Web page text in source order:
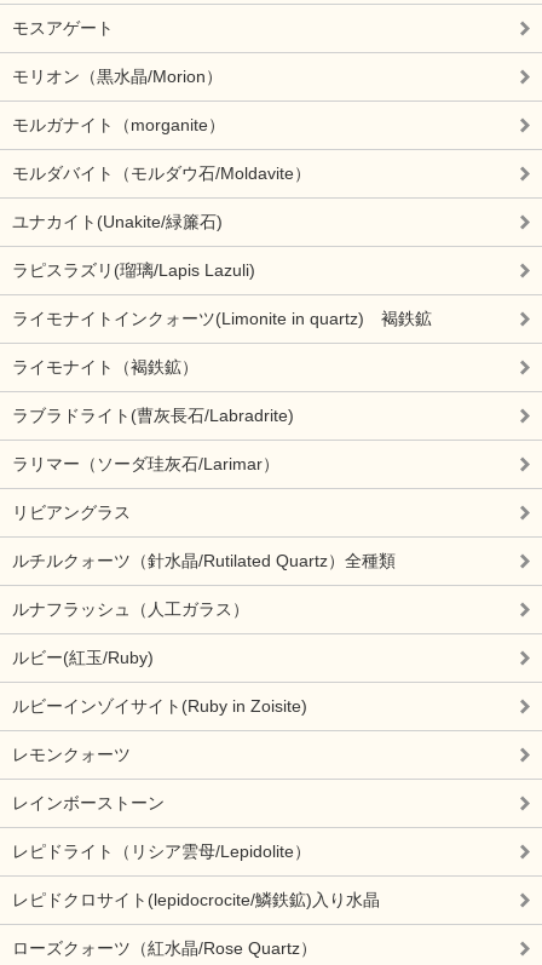
モスアゲート
モリオン（黒水晶/Morion）
モルガナイト（morganite）
モルダバイト（モルダウ石/Moldavite）
ユナカイト(Unakite/緑簾石)
ラピスラズリ(瑠璃/Lapis Lazuli)
ライモナイトインクォーツ(Limonite in quartz) 褐鉄鉱
ライモナイト（褐鉄鉱）
ラブラドライト(曹灰長石/Labradrite)
ラリマー（ソーダ珪灰石/Larimar）
リビアングラス
ルチルクォーツ（針水晶/Rutilated Quartz）全種類
ルナフラッシュ（人工ガラス）
ルビー(紅玉/Ruby)
ルビーインゾイサイト(Ruby in Zoisite)
レモンクォーツ
レインボーストーン
レピドライト（リシア雲母/Lepidolite）
レピドクロサイト(lepidocrocite/鱗鉄鉱)入り水晶
ローズクォーツ（紅水晶/Rose Quartz）